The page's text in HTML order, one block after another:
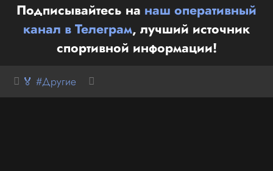
Подписывайтесь на наш оперативный
канал в Телеграм, лучший источник
спортивной информации!
🏅 #Другие